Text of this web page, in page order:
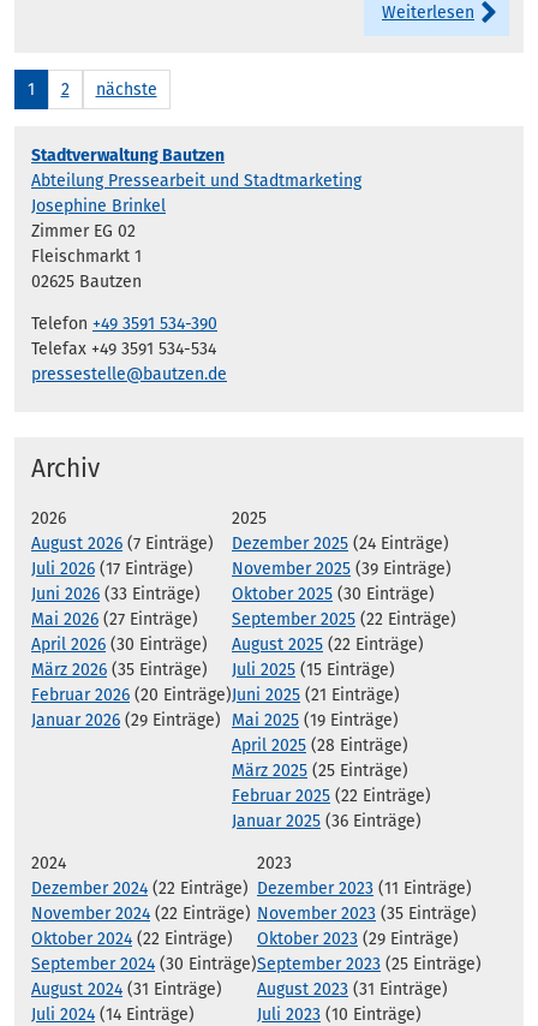
Weiterlesen
1 2 nächste
Stadtverwaltung Bautzen
Abteilung Pressearbeit und Stadtmarketing
Josephine Brinkel
Zimmer EG 02
Fleischmarkt 1
02625 Bautzen
Telefon +49 3591 534-390
Telefax +49 3591 534-534
pressestelle@bautzen.de
Archiv
2026
August 2026 (7 Einträge)
Juli 2026 (17 Einträge)
Juni 2026 (33 Einträge)
Mai 2026 (27 Einträge)
April 2026 (30 Einträge)
März 2026 (35 Einträge)
Februar 2026 (20 Einträge)
Januar 2026 (29 Einträge)
2025
Dezember 2025 (24 Einträge)
November 2025 (39 Einträge)
Oktober 2025 (30 Einträge)
September 2025 (22 Einträge)
August 2025 (22 Einträge)
Juli 2025 (15 Einträge)
Juni 2025 (21 Einträge)
Mai 2025 (19 Einträge)
April 2025 (28 Einträge)
März 2025 (25 Einträge)
Februar 2025 (22 Einträge)
Januar 2025 (36 Einträge)
2024
Dezember 2024 (22 Einträge)
November 2024 (22 Einträge)
Oktober 2024 (22 Einträge)
September 2024 (30 Einträge)
August 2024 (31 Einträge)
Juli 2024 (14 Einträge)
2023
Dezember 2023 (11 Einträge)
November 2023 (35 Einträge)
Oktober 2023 (29 Einträge)
September 2023 (25 Einträge)
August 2023 (31 Einträge)
Juli 2023 (10 Einträge)